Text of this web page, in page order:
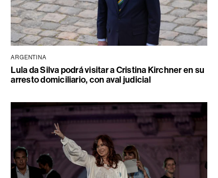
ARGENTINA
Lula da Silva podrá visitar a Cristina Kirchner en su
arresto domiciliario, con aval judicial